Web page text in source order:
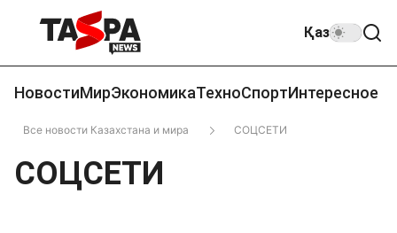
Қаз
НовостиМирЭкономикаТехноСпортИнтересное
Все новости Казахстана и мира СОЦСЕТИ
СОЦСЕТИ